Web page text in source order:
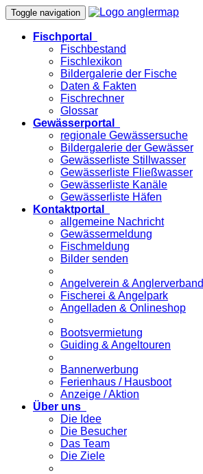
Toggle navigation
Fischportal
Fischbestand
Fischlexikon
Bildergalerie der Fische
Daten & Fakten
Fischrechner
Glossar
Gewässerportal
regionale Gewässersuche
Bildergalerie der Gewässer
Gewässerliste Stillwasser
Gewässerliste Fließwasser
Gewässerliste Kanäle
Gewässerliste Häfen
Kontaktportal
allgemeine Nachricht
Gewässermeldung
Fischmeldung
Bilder senden
Angelverein & Anglerverband
Fischerei & Angelpark
Angelladen & Onlineshop
Bootsvermietung
Guiding & Angeltouren
Bannerwerbung
Ferienhaus / Hausboot
Anzeige / Aktion
Über uns
Die Idee
Die Besucher
Das Team
Die Ziele